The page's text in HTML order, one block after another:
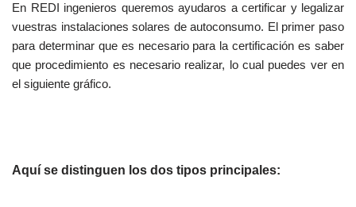
En REDI ingenieros queremos ayudaros a certificar y legalizar
vuestras instalaciones solares de autoconsumo. El primer paso
para determinar que es necesario para la certificación es saber
que procedimiento es necesario realizar, lo cual puedes ver en
el siguiente gráfico.
Aquí se distinguen los dos tipos principales: